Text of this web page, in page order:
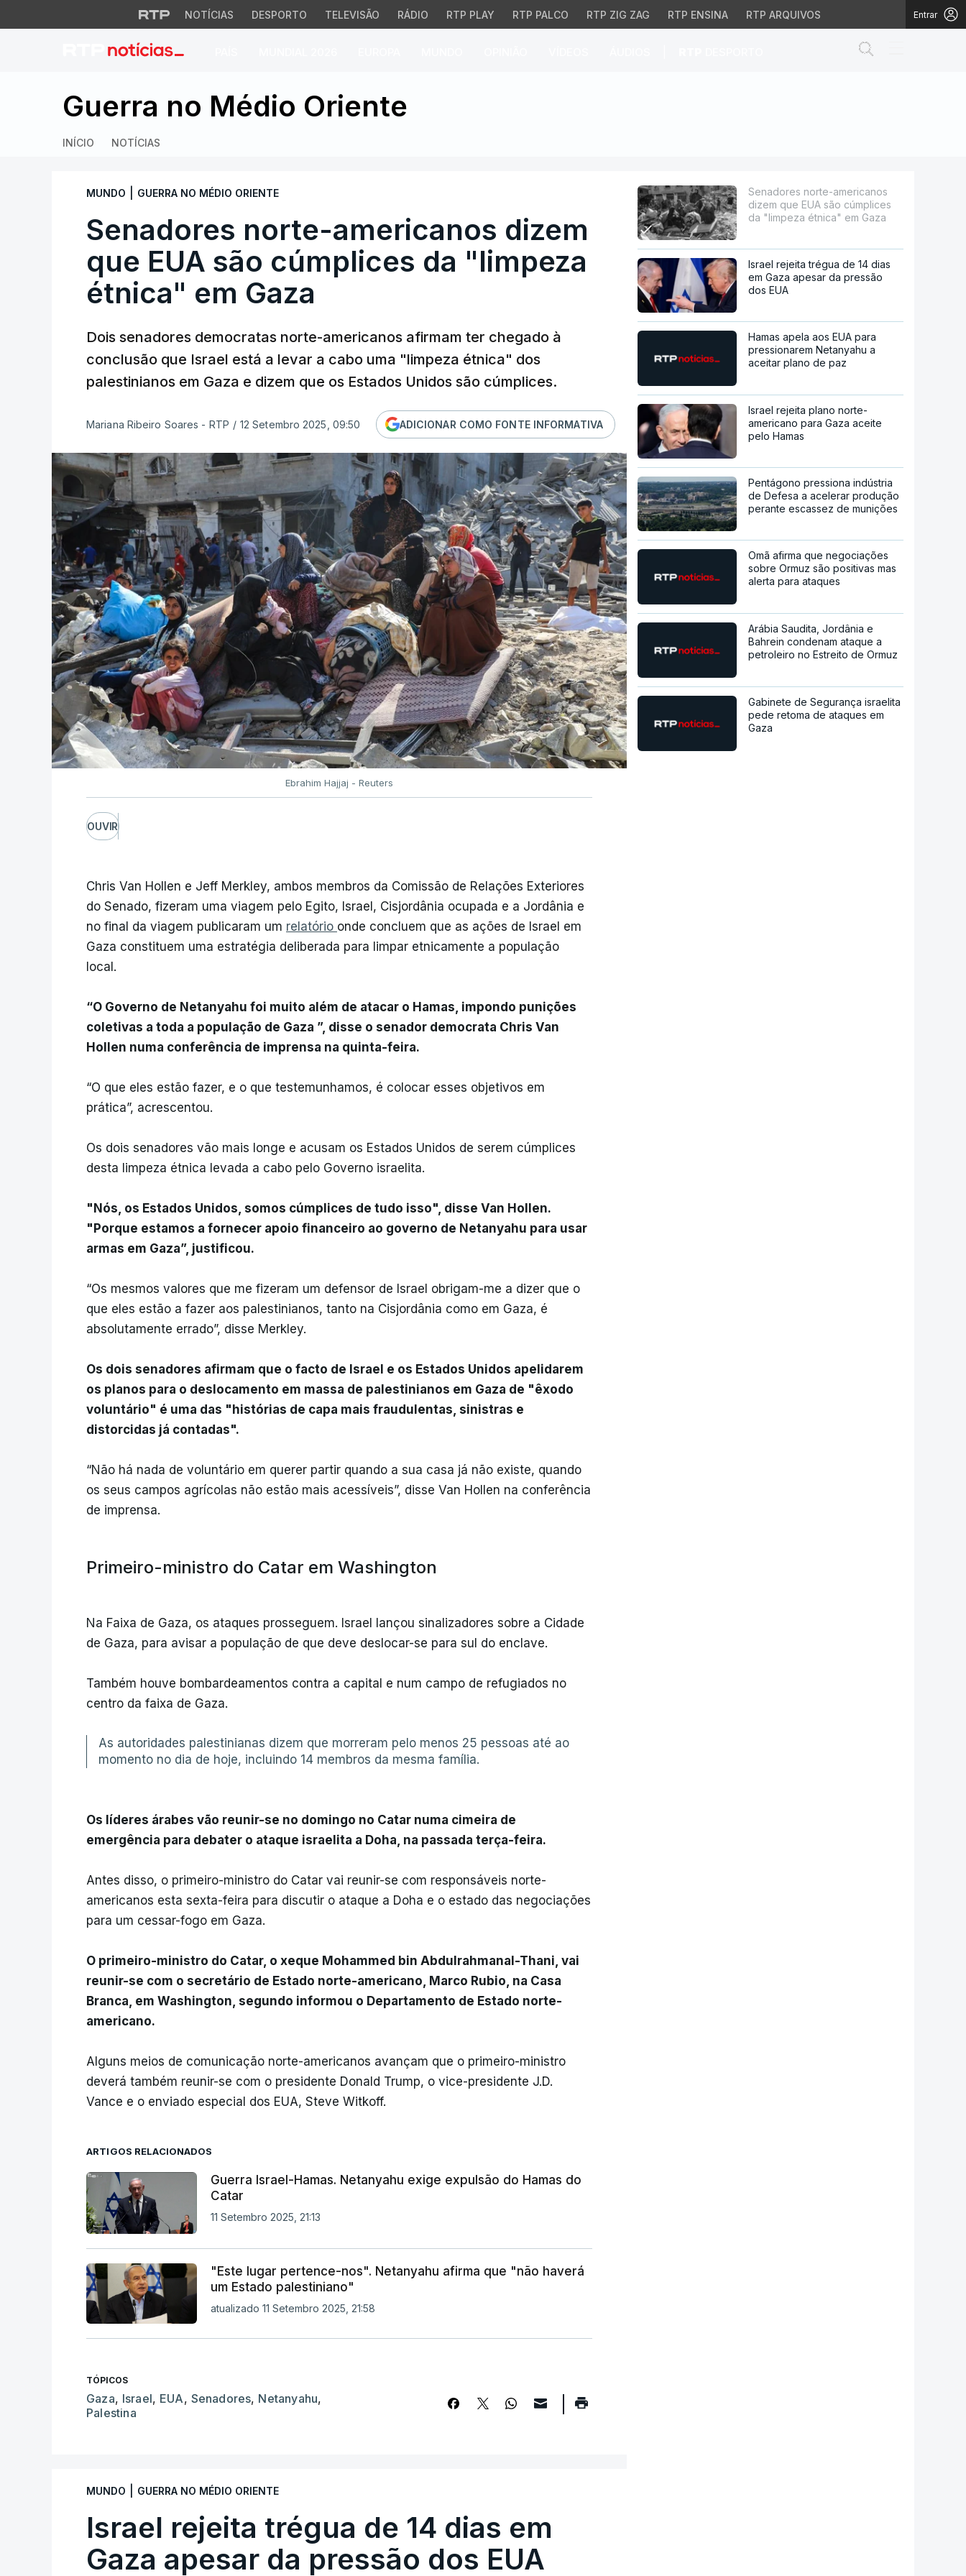
NOTÍCIAS DESPORTO TELEVISÃO RÁDIO RTP PLAY RTP PALCO RTP ZIG ZAG RTP ENSINA RTP ARQUIVOS Entrar
Senadores norte-americanos dizem que EUA são cúmplices da
Guerra no Médio Oriente
INÍCIO NOTÍCIAS
MUNDO GUERRA NO MÉDIO ORIENTE
Senadores norte-americanos dizem
que EUA são cúmplices da "limpeza
étnica" em Gaza
Dois senadores democratas norte-americanos afirmam ter chegado à
conclusão que Israel está a levar a cabo uma "limpeza étnica" dos
palestinianos em Gaza e dizem que os Estados Unidos são cúmplices.
Mariana Ribeiro Soares - RTP / 12 Setembro 2025, 09:50 ADICIONAR COMO FONTE INFORMATIVA
Ebrahim Hajjaj - Reuters
OUVIR
Chris Van Hollen e Jeff Merkley, ambos membros da Comissão de Relações Exteriores
do Senado, fizeram uma viagem pelo Egito, Israel, Cisjordânia ocupada e a Jordânia e
no final da viagem publicaram um relatório onde concluem que as ações de Israel em
Gaza constituem uma estratégia deliberada para limpar etnicamente a população
local.
“O Governo de Netanyahu foi muito além de atacar o Hamas, impondo punições
coletivas a toda a população de Gaza ”, disse o senador democrata Chris Van
Hollen numa conferência de imprensa na quinta-feira.
“O que eles estão fazer, e o que testemunhamos, é colocar esses objetivos em
prática”, acrescentou.
Os dois senadores vão mais longe e acusam os Estados Unidos de serem cúmplices
desta limpeza étnica levada a cabo pelo Governo israelita.
"Nós, os Estados Unidos, somos cúmplices de tudo isso", disse Van Hollen.
"Porque estamos a fornecer apoio financeiro ao governo de Netanyahu para usar
armas em Gaza”, justificou.
“Os mesmos valores que me fizeram um defensor de Israel obrigam-me a dizer que o
que eles estão a fazer aos palestinianos, tanto na Cisjordânia como em Gaza, é
absolutamente errado”, disse Merkley.
Os dois senadores afirmam que o facto de Israel e os Estados Unidos apelidarem
os planos para o deslocamento em massa de palestinianos em Gaza de "êxodo
voluntário" é uma das "histórias de capa mais fraudulentas, sinistras e
distorcidas já contadas".
“Não há nada de voluntário em querer partir quando a sua casa já não existe, quando
os seus campos agrícolas não estão mais acessíveis”, disse Van Hollen na conferência
de imprensa.
Primeiro-ministro do Catar em Washington
Na Faixa de Gaza, os ataques prosseguem. Israel lançou sinalizadores sobre a Cidade
de Gaza, para avisar a população de que deve deslocar-se para sul do enclave.
Também houve bombardeamentos contra a capital e num campo de refugiados no
centro da faixa de Gaza.
As autoridades palestinianas dizem que morreram pelo menos 25 pessoas até ao
momento no dia de hoje, incluindo 14 membros da mesma família.
Os líderes árabes vão reunir-se no domingo no Catar numa cimeira de
emergência para debater o ataque israelita a Doha, na passada terça-feira.
Antes disso, o primeiro-ministro do Catar vai reunir-se com responsáveis norte-
americanos esta sexta-feira para discutir o ataque a Doha e o estado das negociações
para um cessar-fogo em Gaza.
O primeiro-ministro do Catar, o xeque Mohammed bin Abdulrahmanal-Thani, vai
reunir-se com o secretário de Estado norte-americano, Marco Rubio, na Casa
Branca, em Washington, segundo informou o Departamento de Estado norte-
americano.
Alguns meios de comunicação norte-americanos avançam que o primeiro-ministro
deverá também reunir-se com o presidente Donald Trump, o vice-presidente J.D.
Vance e o enviado especial dos EUA, Steve Witkoff.
ARTIGOS RELACIONADOS
Guerra Israel-Hamas. Netanyahu exige expulsão do Hamas do
Catar
11 Setembro 2025, 21:13
"Este lugar pertence-nos". Netanyahu afirma que "não haverá
um Estado palestiniano"
atualizado 11 Setembro 2025, 21:58
TÓPICOS
Gaza, Israel, EUA, Senadores, Netanyahu,
Palestina
MUNDO GUERRA NO MÉDIO ORIENTE
Israel rejeita trégua de 14 dias em
Gaza apesar da pressão dos EUA
Senadores norte-americanos
dizem que EUA são cúmplices
da "limpeza étnica" em Gaza
Israel rejeita trégua de 14 dias
em Gaza apesar da pressão
dos EUA
Hamas apela aos EUA para
pressionarem Netanyahu a
aceitar plano de paz
Israel rejeita plano norte-
americano para Gaza aceite
pelo Hamas
Pentágono pressiona indústria
de Defesa a acelerar produção
perante escassez de munições
Omã afirma que negociações
sobre Ormuz são positivas mas
alerta para ataques
Arábia Saudita, Jordânia e
Bahrein condenam ataque a
petroleiro no Estreito de Ormuz
Gabinete de Segurança israelita
pede retoma de ataques em
Gaza